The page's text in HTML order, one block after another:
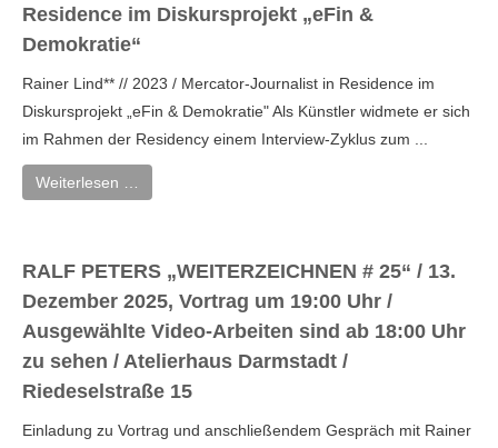
Residence im Diskursprojekt „eFin &
Demokratie“
Rainer Lind** // 2023 / Mercator-Journalist in Residence im
Diskursprojekt „eFin & Demokratie" Als Künstler widmete er sich
im Rahmen der Residency einem Interview-Zyklus zum ...
Weiterlesen …
RALF PETERS „WEITERZEICHNEN # 25“ / 13.
Dezember 2025, Vortrag um 19:00 Uhr /
Ausgewählte Video-Arbeiten sind ab 18:00 Uhr
zu sehen / Atelierhaus Darmstadt /
Riedeselstraße 15
Einladung zu Vortrag und anschließendem Gespräch mit Rainer